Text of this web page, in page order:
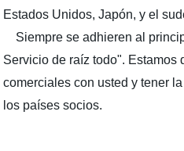
Estados Unidos, Japón, y el
Siempre se adhieren al
Servicio de raíz todo". Estamos
comerciales con usted y tener
los países socios.